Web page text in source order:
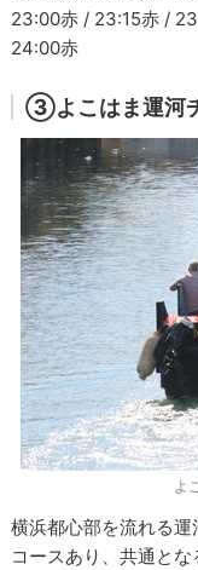
23:00赤 / 23:15赤 /
24:00赤
③よこはま運河
よ
横浜都心部を流れる
コースあり、共通とな